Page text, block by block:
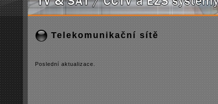
Telekomunikační sítě
Poslední­ aktualizace.